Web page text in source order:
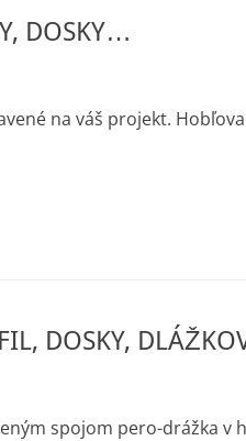
DOSKY…
na váš projekt.
DOSKY,
spojom pero-drážka v